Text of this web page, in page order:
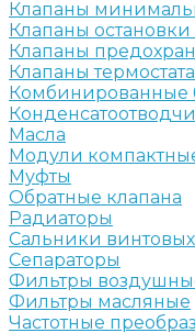
Клапаны
Клапаны остановки
Клапаны
Клапаны термостата
Комбинированные
Масла
Модули
Муфты
Обратные клапана
Радиаторы
Сальники
Сепараторы
Фильтры
Фильтры масляные
Частотные